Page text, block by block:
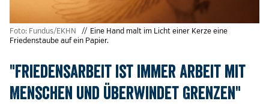
Foto: Fundus/EKHN
Eine Hand malt im Licht einer Kerze eine
Friedenstaube auf ein Papier.
"Friedensarbeit ist immer Arbeit mit
Menschen und überwindet Grenzen"